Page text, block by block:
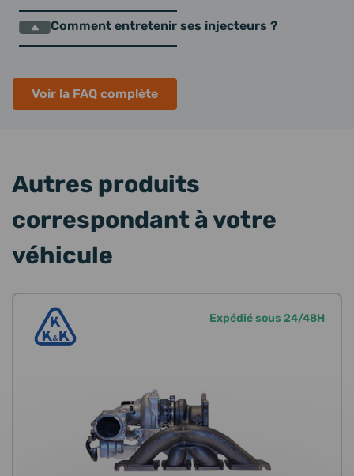
Comment entretenir ses injecteurs ?
Voir la FAQ complète
Autres produits
correspondant à votre
véhicule
Expédié sous 24/48H